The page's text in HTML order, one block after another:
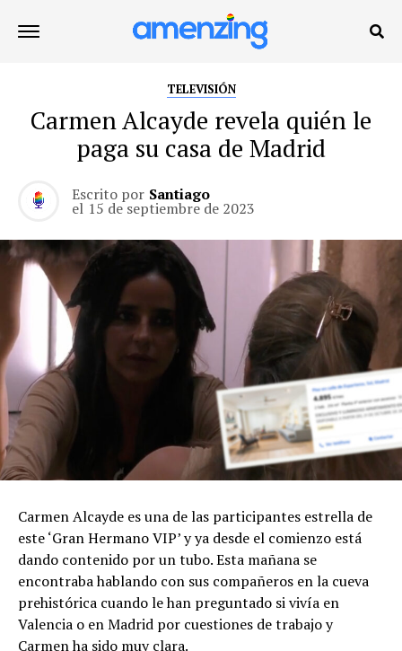
TELEVISIÓN
Carmen Alcayde revela quién le
paga su casa de Madrid
Escrito por Santiago
el 15 de septiembre de 2023
Carmen Alcayde es una de las participantes estrella de
este ‘Gran Hermano VIP’ y ya desde el comienzo está
dando contenido por un tubo. Esta mañana se
encontraba hablando con sus compañeros en la cueva
prehistórica cuando le han preguntado si vivía en
Valencia o en Madrid por cuestiones de trabajo y
Carmen ha sido muy clara.